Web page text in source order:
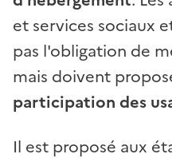
et services sociaux
pas l'obligation de
mais doivent
participation des
Il est proposé aux